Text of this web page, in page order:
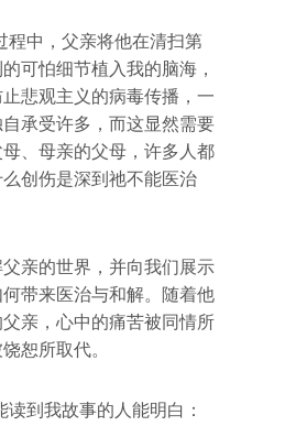
程中，父亲将他在清扫第
可怕细节植入我的脑海，
悲观主义的病毒传播，一
承受许多，而这显然需要
、母亲的父母，许多人都
创伤是深到祂不能医治
亲的世界，并向我们展示
带来医治与和解。随着他
亲，心中的痛苦被同情所
恕所取代。
读到我故事的人能明白：